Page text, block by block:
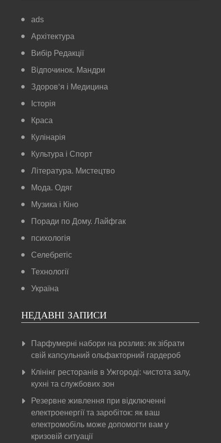
ads
Архітектура
Вибір Редакції
Відпочинок. Мандри
Здоров‘я і Медицина
Історія
Краса
Кулінарія
Культура і Спорт
Література. Мистецтво
Мода. Одяг
Музика і Кіно
Поради по Дому. Лайфгак
психологія
Селебретіс
Технології
Україна
НЕДАВНІ ЗАПИСИ
Парфумерні набори на розлив: як зібрати
свій капсульний ольфакторний гардероб
Клінінг ресторанів в Ужгороді: чистота залу,
кухні та службових зон
Резервне живлення при відключенні
електроенергії та заробіток: як ваш
електромобіль може допомогти вам у
кризовій ситуації